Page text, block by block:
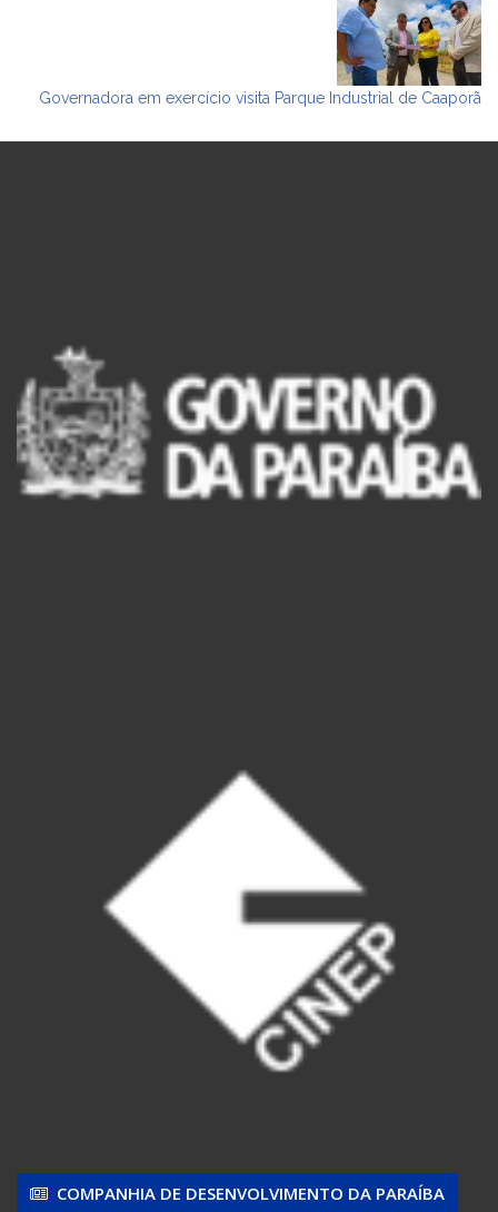
Governadora em exercício visita Parque Industrial de Caaporã
COMPANHIA DE DESENVOLVIMENTO DA PARAÍBA